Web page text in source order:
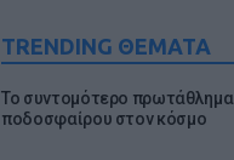
TRENDING ΘΕΜΑΤΑ
Το συντομότερο πρωτάθλημα
ποδοσφαίρου στον κόσμο